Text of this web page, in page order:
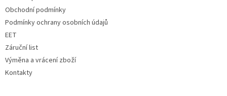
Obchodní podmínky
Podmínky ochrany osobních údajů
EET
Záruční list
Výměna a vrácení zboží
Kontakty